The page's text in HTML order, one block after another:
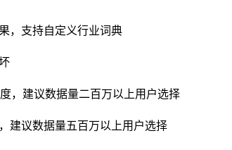
，支持自定义行业词典
，建议数据量二百万以上用户选择
建议数据量五百万以上用户选择